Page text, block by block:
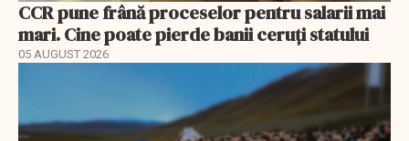
CCR pune frână proceselor pentru salarii mai
mari. Cine poate pierde banii ceruți statului
05 AUGUST 2026